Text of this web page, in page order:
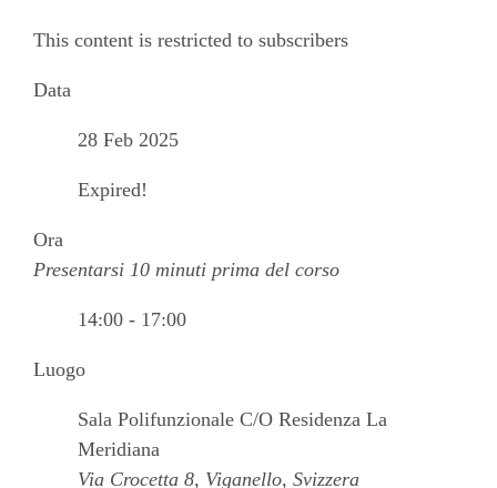
This content is restricted to subscribers
Data
28 Feb 2025
Expired!
Ora
Presentarsi 10 minuti prima del corso
14:00 - 17:00
Luogo
Sala Polifunzionale C/O Residenza La
Meridiana
Via Crocetta 8, Viganello, Svizzera